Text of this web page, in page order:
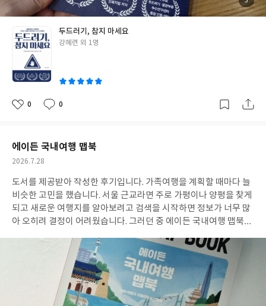
부
된
사
두드러기, 참지 마세요
글
강혜련 외 1명
좋
0
댓
0
작
에이든 국내여행 맵북
작
일
2026.7.28
도서를 제공받아 작성한 후기입니다. 가족여행을 계획할 때마다 늘
비슷한 고민을 했습니다. 서울 근교라면 주로 가평이나 양평을 찾게
되고 새로운 여행지를 알아보려고 검색을 시작하면 정보가 너무 많
아 오히려 결정이 어려웠습니다. 그러던 중 에이든 국내여행 맵북을
주는 책이라는 생각이 들었습니다. 가장 인상 깊었던 점은 지역별 지
도를 중심으로 여행 정보를 한눈에 볼 수 있다는 것입니다. 전국을
권역별로 정리해 놓았고 관광지뿐 아니라 박물관, 자연 명소, 카페,
전통시장 등 다양한 장소가 지도 위에 보기 쉽게 표시되어 있어 여행
동선을 구상하기 편했습니다. 스마트폰으로 하나씩 검색하는 것보